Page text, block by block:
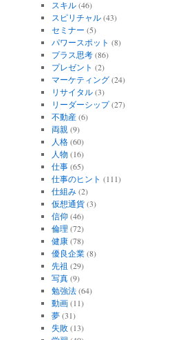
スキル(46)
スピリチャル(43)
セミナー (5)
パワースポット (8)
プラス思考(86)
プレゼント (2)
マーケティング(24)
リサイタル(3)
リーダーシップ(27)
不動産(6)
両親 (9)
人格(60)
人物 (16)
仕事(65)
仕事のヒント (111)
仕組み(2)
仮想通貨(3)
信仰 (46)
倫理 (72)
健康(78)
優良企業(8)
先祖 (29)
写真(9)
勉強法(64)
動画(11)
夢(31)
失敗(13)